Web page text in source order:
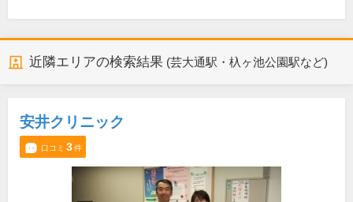
近隣エリアの検索結果 (芸大通駅・杁ヶ池公園駅など)
安井クリニック
口コミ 3件